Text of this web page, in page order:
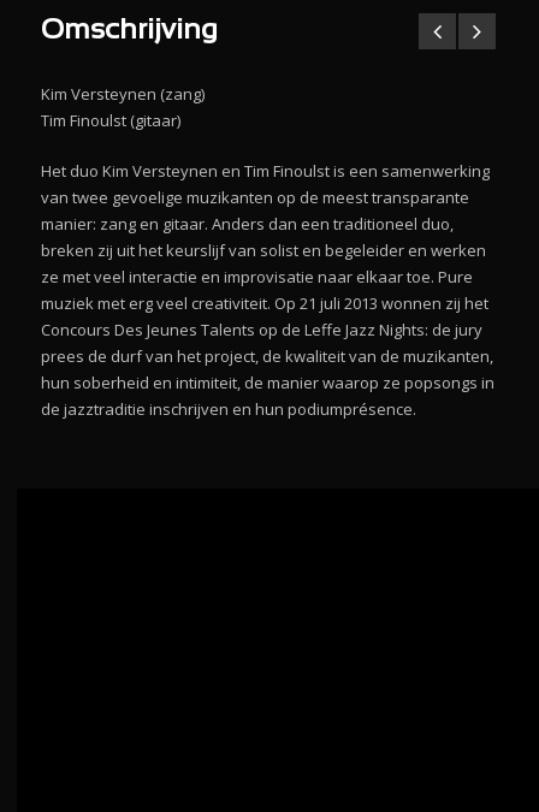
Omschrijving
Kim Versteynen (zang)
Tim Finoulst (gitaar)
Het duo Kim Versteynen en Tim Finoulst is een samenwerking
van twee gevoelige muzikanten op de meest transparante
manier: zang en gitaar. Anders dan een traditioneel duo,
breken zij uit het keurslijf van solist en begeleider en werken
ze met veel interactie en improvisatie naar elkaar toe. Pure
muziek met erg veel creativiteit. Op 21 juli 2013 wonnen zij het
Concours Des Jeunes Talents op de Leffe Jazz Nights: de jury
prees de durf van het project, de kwaliteit van de muzikanten,
hun soberheid en intimiteit, de manier waarop ze popsongs in
de jazztraditie inschrijven en hun podiumprésence.